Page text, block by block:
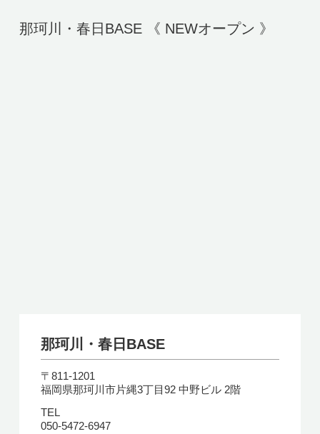
那珂川・春日BASE 《 NEWオープン 》
那珂川・春日BASE
〒811-1201
福岡県那珂川市片縄3丁目92 中野ビル 2階
TEL
050-5472-6947